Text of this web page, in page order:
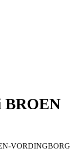
BROEN
VORDINGBORG